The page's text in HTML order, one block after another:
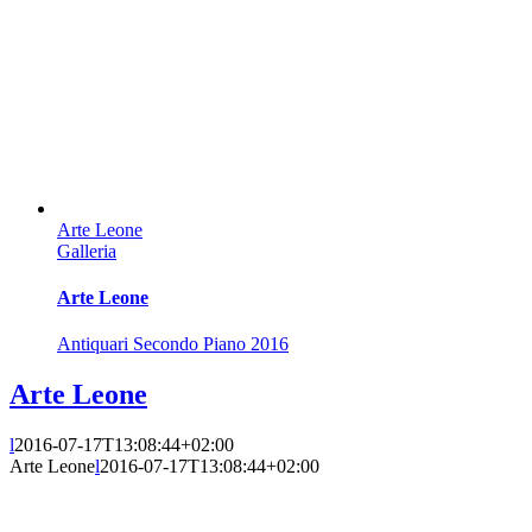
Arte Leone
Galleria
Arte Leone
Antiquari Secondo Piano 2016
Arte Leone
l2016-07-17T13:08:44+02:00
Arte Leonel2016-07-17T13:08:44+02:00